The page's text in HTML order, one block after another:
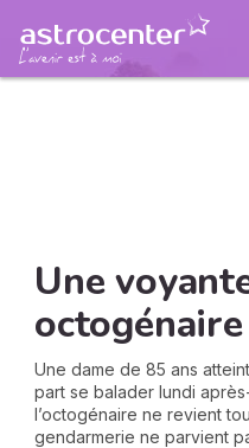
Une
octogénaire
Une dame de 85 ans
part se balader lundi
l’octogénaire ne revient
gendarmerie ne parvient